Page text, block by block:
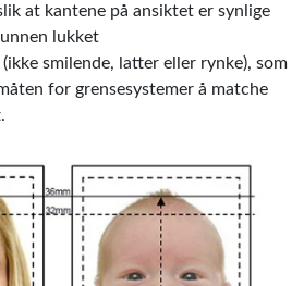
at kantene på ansiktet er synlige
lukket
smilende, latter eller rynke), som
for grensesystemer å matche